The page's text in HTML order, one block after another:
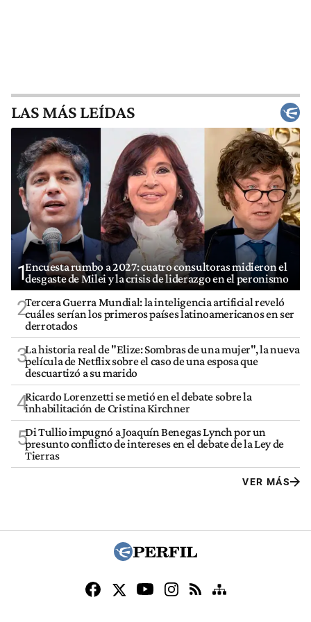
LAS MÁS LEÍDAS
1Encuesta rumbo a 2027: cuatro consultoras midieron el
desgaste de Milei y la crisis de liderazgo en el peronismo
2Tercera Guerra Mundial: la inteligencia artificial reveló
cuáles serían los primeros países latinoamericanos en ser
derrotados
3La historia real de "Elize: Sombras de una mujer", la nueva
película de Netflix sobre el caso de una esposa que
descuartizó a su marido
4Ricardo Lorenzetti se metió en el debate sobre la
inhabilitación de Cristina Kirchner
5Di Tullio impugnó a Joaquín Benegas Lynch por un
presunto conflicto de intereses en el debate de la Ley de
Tierras
VER MÁS